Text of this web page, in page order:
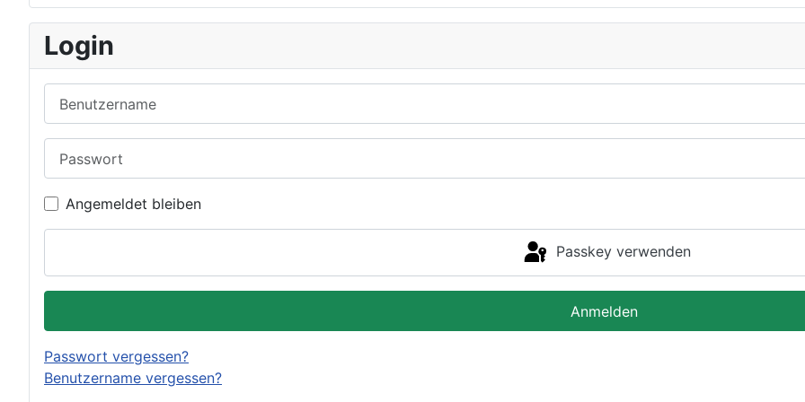
Login
Angemeldet bleiben
Passkey verwenden
Anmelden
Passwort vergessen?
Benutzername vergessen?